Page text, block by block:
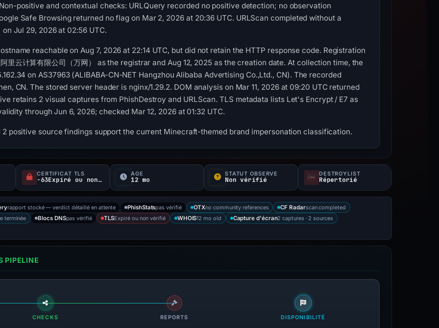
positive and contextual checks: URLQuery recorded no positive detection; no observation
Safe Browsing returned no flag on Mar 2, 2026 at 20:36 UTC. URLScan completed without a
Jul 29, 2026 at 02:56 UTC.
reachable on Aug 7, 2026 at 22:14 UTC, but did not retain the HTTP response code. Registration
里云计算有限公司（万网） as the registrar and Aug 12, 2025 as the creation date. At collection time, the
on AS37963 (ALIBABA-CN-NET Hangzhou Alibaba Advertising Co.,Ltd., CN). The recorded
CN. The stored server header is nginx/1.29.2. DOM analysis on Mar 11, 2026 at 09:20 UTC returned
retains 2 visual captures from PhishDestroy and URLScan. TLS metadata lists Let's Encrypt / E7 as
through Jun 6, 2026; checked Mar 12, 2026 at 01:32 UTC.
positive source findings support the current Minecraft-themed brand impersonation classification.
CERTIFICAT TLS
-63Expiré ou non vérifié d
ÂGE
12 mo
STATUT OBSERVÉ
Non vérifié
DESTROYLIST
Répertorié
rapport stocké — verdict détaillé en attente PhishStatspas vérifié OTXno community references CF Radarscan completed
terminée
Blocs DNSpas vérifié TLSExpiré ou non vérifié WHOIS12 mo old Capture d'écran2 captures · 2 sources
PIPELINE
CHECKS REPORTS DISPONIBILITÉ